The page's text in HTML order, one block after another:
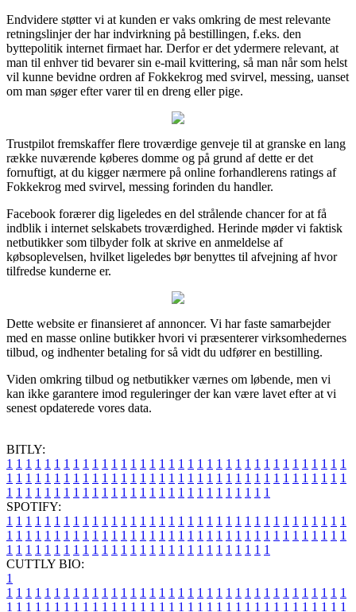
Endvidere støtter vi at kunden er vaks omkring de mest relevante
retningslinjer der har indvirkning på bestillingen, f.eks. den
byttepolitik internet firmaet har. Derfor er det ydermere relevant, at
man til enhver tid bevarer sin e-mail kvittering, så man når som helst
vil kunne bevidne ordren af Fokkekrog med svirvel, messing, uanset
om man søger efter varer til en dreng eller pige.
Trustpilot fremskaffer flere troværdige genveje til at granske en lang
række nuværende køberes domme og på grund af dette er det
fornuftigt, at du kigger nærmere på online forhandlerens ratings af
Fokkekrog med svirvel, messing forinden du handler.
Facebook forærer dig ligeledes en del strålende chancer for at få
indblik i internet selskabets troværdighed. Herinde møder vi faktisk
netbutikker som tilbyder folk at skrive en anmeldelse af
købsoplevelsen, hvilket ligeledes bør benyttes til afvejning af hvor
tilfredse kunderne er.
Dette website er finansieret af annoncer. Vi har faste samarbejder
med en masse online butikker hvori vi præsenterer virksomhedernes
tilbud, og indhenter betaling for så vidt du udfører en bestilling.
Viden omkring tilbud og netbutikker værnes om løbende, men vi
kan ikke garantere imod reguleringer der kan være lavet efter at vi
senest opdaterede vores data.
BITLY:
1 1 1 1 1 1 1 1 1 1 1 1 1 1 1 1 1 1 1 1 1 1 1 1 1 1 1 1 1 1 1 1 1 1 1 1
1 1 1 1 1 1 1 1 1 1 1 1 1 1 1 1 1 1 1 1 1 1 1 1 1 1 1 1 1 1 1 1 1 1 1 1
1 1 1 1 1 1 1 1 1 1 1 1 1 1 1 1 1 1 1 1 1 1 1 1 1 1 1 1
SPOTIFY:
1 1 1 1 1 1 1 1 1 1 1 1 1 1 1 1 1 1 1 1 1 1 1 1 1 1 1 1 1 1 1 1 1 1 1 1
1 1 1 1 1 1 1 1 1 1 1 1 1 1 1 1 1 1 1 1 1 1 1 1 1 1 1 1 1 1 1 1 1 1 1 1
1 1 1 1 1 1 1 1 1 1 1 1 1 1 1 1 1 1 1 1 1 1 1 1 1 1 1 1
CUTTLY BIO:
1
1 1 1 1 1 1 1 1 1 1 1 1 1 1 1 1 1 1 1 1 1 1 1 1 1 1 1 1 1 1 1 1 1 1 1 1
1 1 1 1 1 1 1 1 1 1 1 1 1 1 1 1 1 1 1 1 1 1 1 1 1 1 1 1 1 1 1 1 1 1 1 1